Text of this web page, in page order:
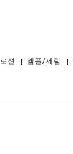
로션 앰플/세럼